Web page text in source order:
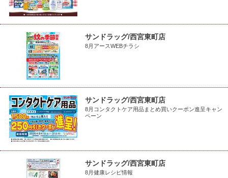
サンドラッグ/西宮東町店
8月アースWEBチラシ
サンドラッグ/西宮東町店
8月コンタクトケア用品まとめ買いクーポン進呈キャン
ペーン
サンドラッグ/西宮東町店
8月健康レシピ情報